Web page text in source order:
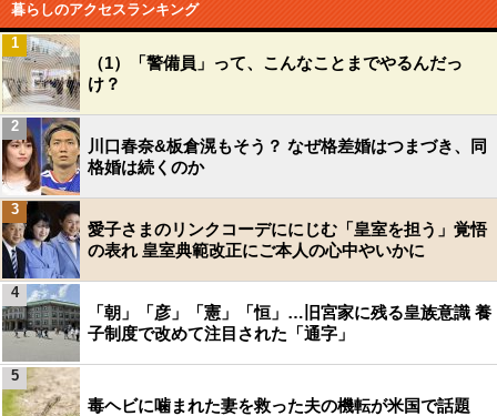
暮らしのアクセスランキング
（1）「警備員」って、こんなことまでやるんだっ
け？
1
川口春奈&板倉滉もそう？ なぜ格差婚はつまづき、同
格婚は続くのか
2
愛子さまのリンクコーデににじむ「皇室を担う」覚悟
の表れ 皇室典範改正にご本人の心中やいかに
3
「朝」「彦」「憲」「恒」…旧宮家に残る皇族意識 養
子制度で改めて注目された「通字」
4
毒ヘビに噛まれた妻を救った夫の機転が米国で話題
5